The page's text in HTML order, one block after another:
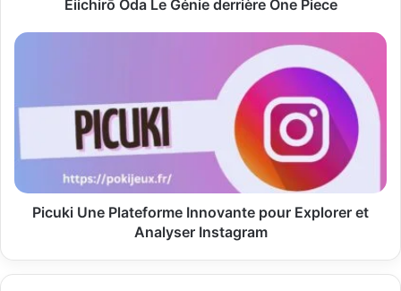
Eiichirō Oda Le Génie derrière One Piece
Picuki
Instagram
Picuki Une Plateforme Innovante pour Explorer et
Analyser Instagram